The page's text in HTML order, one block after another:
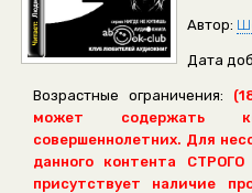
Автор:
Дата
Возрастные ограничения:
может содержать
совершеннолетних. Для
данного контента
присутствует наличие